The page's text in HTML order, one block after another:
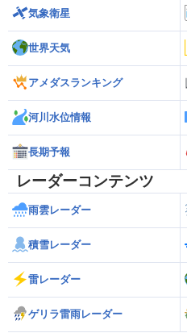
気象衛星
世界天気
アメダスランキング
河川水位情報
長期予報
レーダーコンテンツ
雨雲レーダー
積雪レーダー
雷レーダー
ゲリラ雷雨レーダー